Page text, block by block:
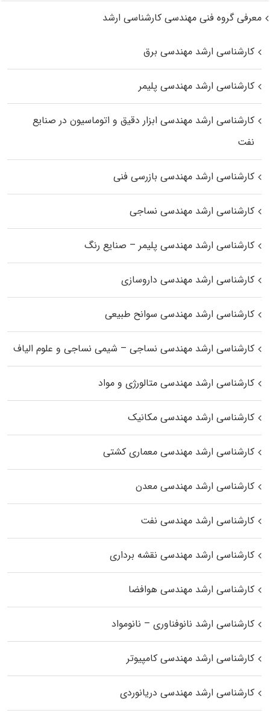
معرفی گروه فنی مهندسی کارشناسی ارشد
کارشناسی ارشد مهندسی برق
کارشناسی ارشد مهندسی پلیمر
کارشناسی ارشد مهندسی ابزار دقیق و اتوماسیون در صنایع
نفت
کارشناسی ارشد مهندسی بازرسی فنی
کارشناسی ارشد مهندسی نساجی
کارشناسی ارشد مهندسی پلیمر – صنایع رنگ
کارشناسی ارشد مهندسی داروسازی
کارشناسی ارشد مهندسی سوانح طبیعی
کارشناسی ارشد مهندسی نساجی – شیمی نساجی و علوم الیاف
کارشناسی ارشد مهندسی متالورژی و مواد
کارشناسی ارشد مهندسی مکانیک
کارشناسی ارشد مهندسی معماری کشتی
کارشناسی ارشد مهندسی معدن
کارشناسی ارشد مهندسی نفت
کارشناسی ارشد مهندسی نقشه برداری
کارشناسی ارشد مهندسی هوافضا
کارشناسی ارشد نانوفناوری – نانومواد
کارشناسی ارشد مهندسی کامپیوتر
کارشناسی ارشد مهندسی دریانوردی